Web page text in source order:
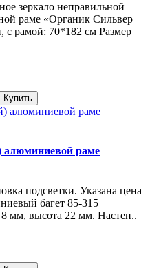
зеркало неправильной
раме «Органик Сильвер
рамой: 70*182 см Размер
Купить
алюминиевой раме
подсветки. Указана цена
багет 85-315
мм, высота 22 мм. Настен..